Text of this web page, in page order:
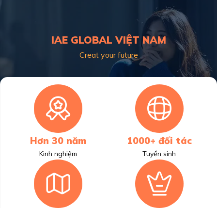
IAE GLOBAL VIỆT NAM
Creat your future
Hơn 30 năm
Kinh nghiệm
1000+ đối tác
Tuyển sinh